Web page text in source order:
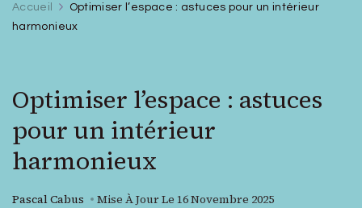
Accueil
Optimiser l’espace : astuces pour un intérieur
harmonieux
Optimiser l’espace : astuces
pour un intérieur
harmonieux
Pascal Cabus Mise À Jour Le 16 Novembre 2025